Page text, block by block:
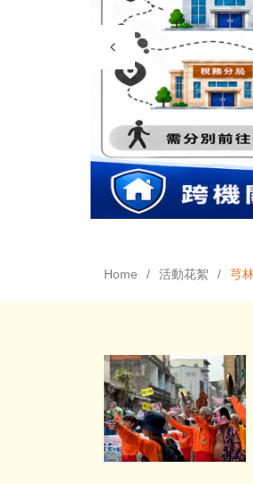
Home 活動花絮 芎